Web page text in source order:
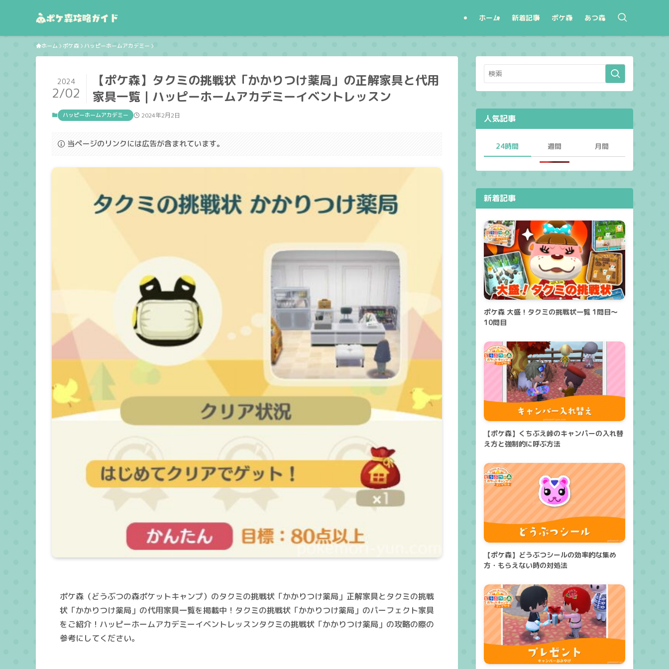
ホーム 新着記事 ポケ森 あつ森
ホーム ポケ森 ハッピーホームアカデミー
【ポケ森】タクミの挑戦状「かかりつけ薬局」の正解家具と代用
家具一覧｜ハッピーホームアカデミーイベントレッスン
2024
2/02
ハッピーホームアカデミー 2024年2月2日
当ページのリンクには広告が含まれています。
ポケ森（どうぶつの森ポケットキャンプ）のタクミの挑戦状「かかりつけ薬局」正解家具とタクミの挑戦
状「かかりつけ薬局」の代用家具一覧を掲載中！タクミの挑戦状「かかりつけ薬局」のパーフェクト家具
をご紹介！ハッピーホームアカデミーイベントレッスンタクミの挑戦状「かかりつけ薬局」の攻略の際の
参考にしてください。
人気記事
24時間 週間 月間
新着記事
ポケ森 大盛！タクミの挑戦状一覧 1問目～
10問目
【ポケ森】くちぶえ峠のキャンパーの入れ替
え方と強制的に呼ぶ方法
【ポケ森】どうぶつシールの効率的な集め
方・もらえない時の対処法